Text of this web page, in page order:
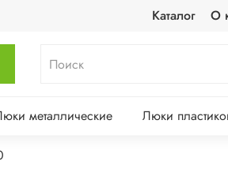
Каталог О
металлические Люки